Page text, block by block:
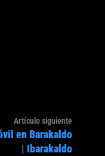
Artículo siguienteArtículo
siguiente:
en Barakaldo
| Ibarakaldo